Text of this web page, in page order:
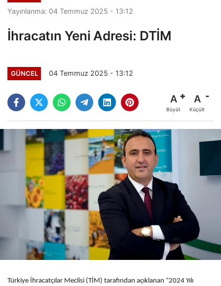
Yayınlanma: 04 Temmuz 2025 - 13:12
İhracatın Yeni Adresi: DTİM
GÜNCEL 04 Temmuz 2025 - 13:12
A
Büyüt
A
Küçült
Türkiye İhracatçılar Meclisi (TİM) tarafından açıklanan “2024 Yılı